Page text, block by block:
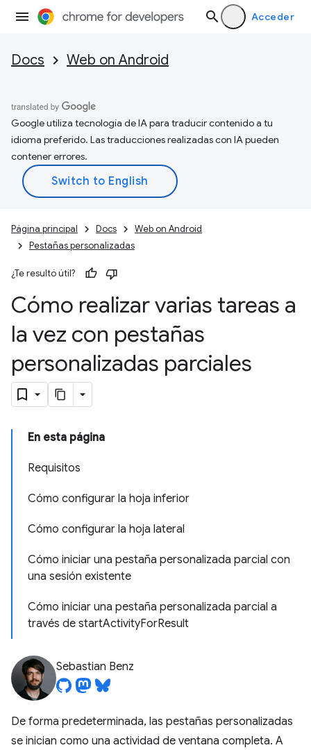
Acceder
Docs Web on Android
Google utiliza tecnología de IA para traducir contenido a tu
idioma preferido. Las traducciones realizadas con IA pueden
contener errores.
Página principal Docs
Web on Android
Pestañas personalizadas
¿Te resultó útil?
Cómo realizar varias tareas a
la vez con pestañas
personalizadas parciales
En esta página
Requisitos
Cómo configurar la hoja inferior
Cómo configurar la hoja lateral
Cómo iniciar una pestaña personalizada parcial con
una sesión existente
Cómo iniciar una pestaña personalizada parcial a
través de startActivityForResult
Sebastian Benz
De forma predeterminada, las pestañas personalizadas
se inician como una actividad de ventana completa. A